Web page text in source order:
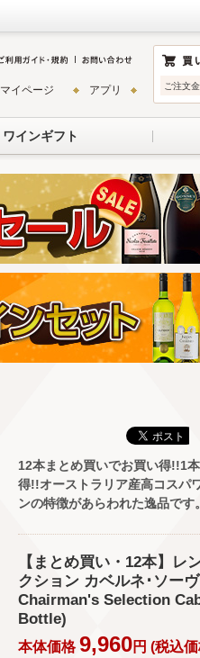
ご注文
マイページ アプリ
ワインギフト
12本まとめ買いでお買い得!!1
得!!オーストラリア産高コスパ
ンの特徴があらわれた逸品です。
【まとめ買い・12本】レ
クション カベルネ･ソー
Chairman's Selection
Bottle)
本体価格9,960円 (税込